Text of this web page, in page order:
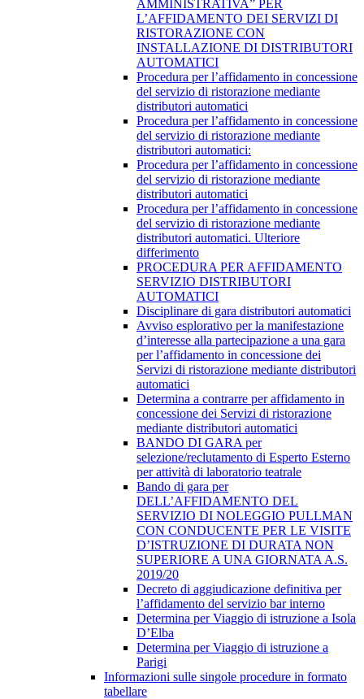
AMMINISTRATIVA” PER
L’AFFIDAMENTO DEI SERVIZI DI
RISTORAZIONE CON
INSTALLAZIONE DI DISTRIBUTORI
AUTOMATICI
Procedura per l’affidamento in concessione
del servizio di ristorazione mediante
distributori automatici
Procedura per l’affidamento in concessione
del servizio di ristorazione mediante
distributori automatici:
Procedura per l’affidamento in concessione
del servizio di ristorazione mediante
distributori automatici
Procedura per l’affidamento in concessione
del servizio di ristorazione mediante
distributori automatici. Ulteriore
differimento
PROCEDURA PER AFFIDAMENTO
SERVIZIO DISTRIBUTORI
AUTOMATICI
Disciplinare di gara distributori automatici
Avviso esplorativo per la manifestazione
d’interesse alla partecipazione a una gara
per l’affidamento in concessione dei
Servizi di ristorazione mediante distributori
automatici
Determina a contrarre per affidamento in
concessione dei Servizi di ristorazione
mediante distributori automatici
BANDO DI GARA per
selezione/reclutamento di Esperto Esterno
per attività di laboratorio teatrale
Bando di gara per
DELL’AFFIDAMENTO DEL
SERVIZIO DI NOLEGGIO PULLMAN
CON CONDUCENTE PER LE VISITE
D’ISTRUZIONE DI DURATA NON
SUPERIORE A UNA GIORNATA A.S.
2019/20
Decreto di aggiudicazione definitiva per
l’affidamento del servizio bar interno
Determina per Viaggio di istruzione a Isola
D’Elba
Determina per Viaggio di istruzione a
Parigi
Informazioni sulle singole procedure in formato
tabellare